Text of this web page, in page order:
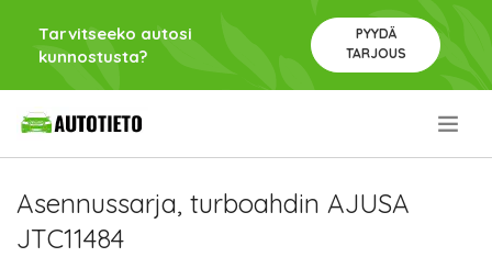
Tarvitseeko autosi
kunnostusta?
PYYDÄ
TARJOUS
Asennussarja, turboahdin AJUSA
JTC11484